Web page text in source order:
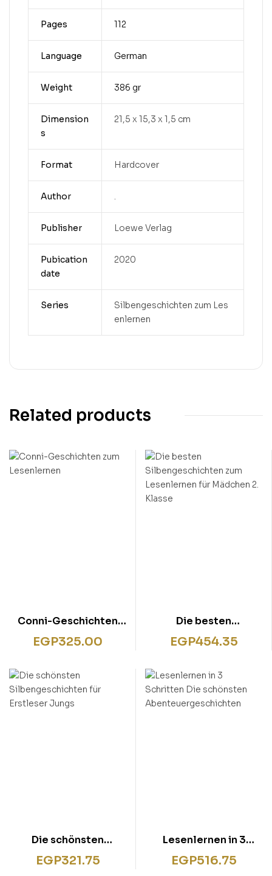
Pages 112
Language German
Weight 386 gr
Dimension
s
21,5 x 15,3 x 1,5 cm
Format Hardcover
Author .
Publisher Loewe Verlag
Pubication
date
2020
Series
Silbengeschichten zum Les
enlernen
Related products
Conni-Geschichten
zum Lesenlernen
EGP325.00
Die besten
Silbengeschichten
zum Lesenlernen für
EGP454.35
Die schönsten
Silbengeschichten für
Erstleser Jungs
EGP321.75
Lesenlernen in 3
Schritten Die
schönsten
EGP516.75